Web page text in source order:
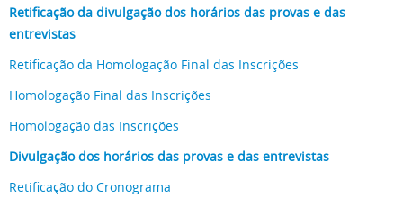
Retificação da divulgação dos horários das provas e das
entrevistas
Retificação da Homologação Final das Inscrições
Homologação Final das Inscrições
Homologação das Inscrições
Divulgação dos horários das provas e das entrevistas
Retificação do Cronograma